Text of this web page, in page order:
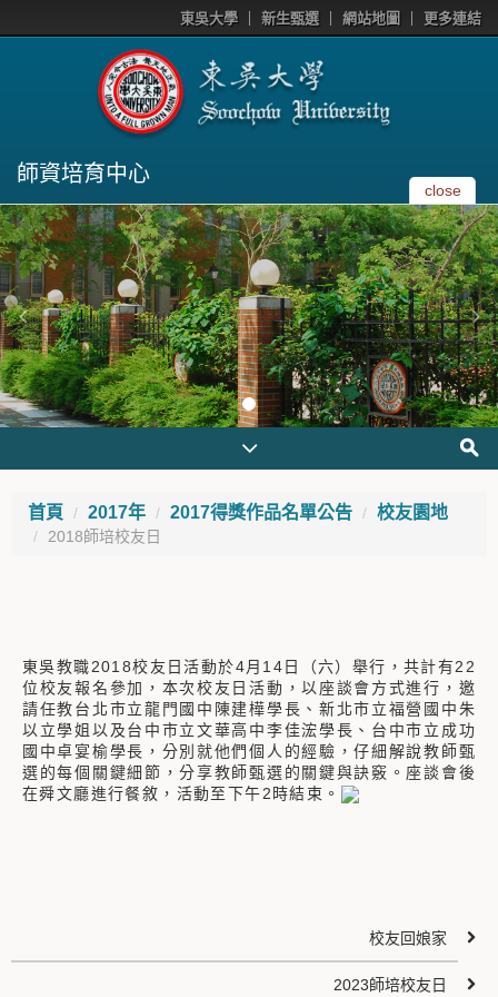
東吳大學 新生甄選 網站地圖 更多連結
師資培育中心
close
首頁 2017年 2017得獎作品名單公告 校友園地
2018師培校友日
東吳教職2018校友日活動於4月14日（六）舉行，共計有22
位校友報名參加，本次校友日活動，以座談會方式進行，邀
請任教台北市立龍門國中陳建樺學長、新北市立福營國中朱
以立學姐以及台中市立文華高中李佳浤學長、台中市立成功
國中卓宴榆學長，分別就他們個人的經驗，仔細解說教師甄
選的每個關鍵細節，分享教師甄選的關鍵與訣竅。座談會後
在舜文廳進行餐敘，活動至下午2時結束。
校友回娘家
2023師培校友日